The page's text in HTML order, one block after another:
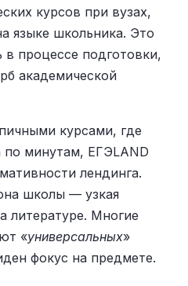
курсов при вузах,
языке школьника. Это
в процессе подготовки,
академической
курсами, где
по минутам, ЕГЭLAND
лендинга.
школы — узкая
литературе. Многие
«универсальных»
фокус на предмете.